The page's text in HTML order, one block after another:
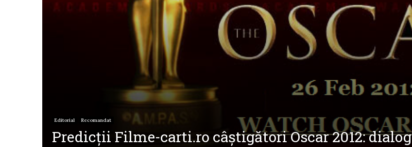
Editorial Recomandat
Predicţii Filme-carti.ro câştigători Oscar 2012: dialog